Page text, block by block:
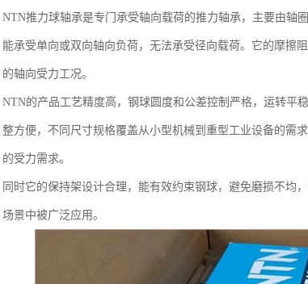
NTN推力球轴承是专门承受轴向载荷的推力轴承，主要由轴
能承受单向或双向轴向负荷，无法承受径向载荷。它的摩擦
的轴向受力工况。
NTN的产品工艺精度高，钢球圆度和公差控制严格，运转平
整方便，不同尺寸规格覆盖从小型机械到重型工业设备的需
的受力需求。
同时它的保持架设计合理，能有效约束钢球，避免磨损不均
场景中被广泛应用。